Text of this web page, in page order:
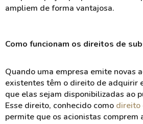
ampliem de forma vantajosa.
Como funcionam os direitos de
Quando uma empresa emite novas
existentes têm o direito de adquirir
que elas sejam disponibilizadas ao
Esse direito, conhecido como direito
permite que os acionistas comprem